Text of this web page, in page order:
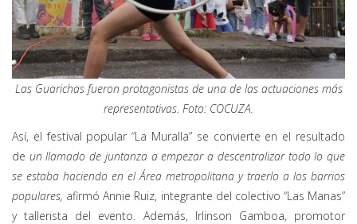
Las Guarichas fueron protagonistas de una de las actuaciones más
representativas. Foto: COCUZA.
Así, el festival popular “La Muralla” se convierte en el resultado
de un llamado de juntanza a empezar a descentralizar todo lo que
se estaba haciendo en el Área metropolitana y traerlo a los barrios
populares, afirmó Annie Ruiz, integrante del colectivo “Las Manas”
y tallerista del evento. Además, Irlinson Gamboa, promotor